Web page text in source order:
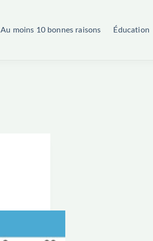
Au moins 10 bonnes raisons Éducation